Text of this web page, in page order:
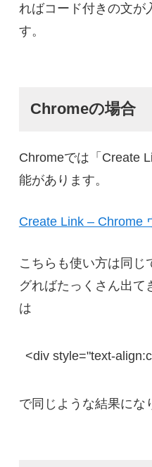
ればコード付きの文が
す。
Chromeの場合
Chromeでは「Create
能があります。
Create Link – Chrome
こちらも使い方は同じ
グればたっくさん出て
は
<div style="text-
で同じような結果にな